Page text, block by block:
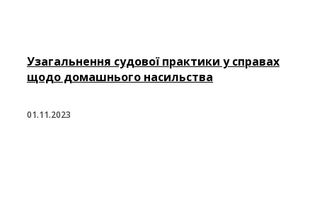
Узагальнення судової практики у справах
щодо домашнього насильства
01.11.2023